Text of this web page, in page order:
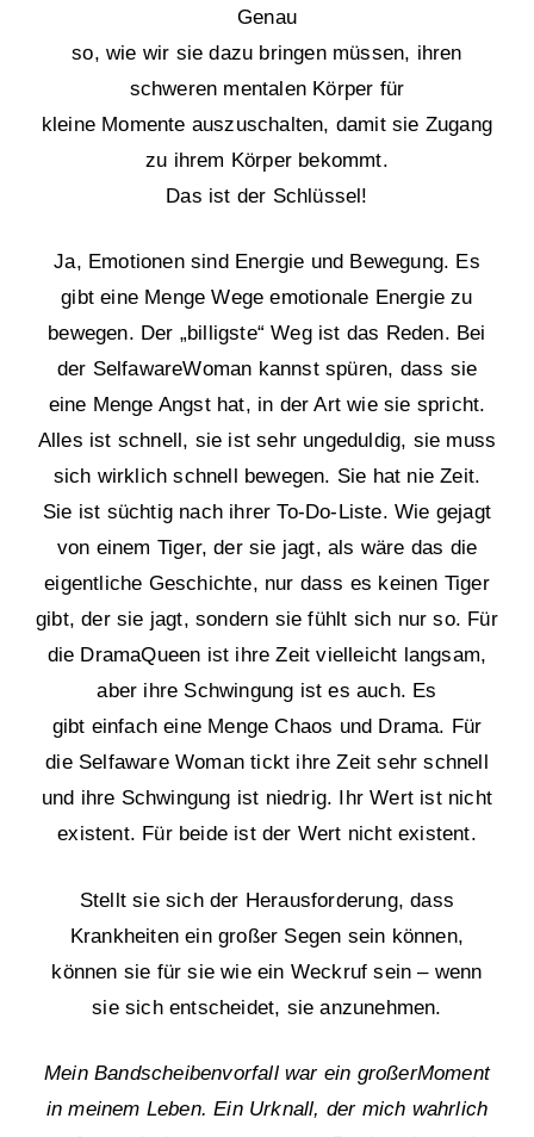
Genau
so, wie wir sie dazu bringen müssen, ihren
schweren mentalen Körper für
kleine Momente auszuschalten, damit sie Zugang
zu ihrem Körper bekommt.
Das ist der Schlüssel!
Ja, Emotionen sind Energie und Bewegung. Es
gibt eine Menge Wege emotionale Energie zu
bewegen. Der „billigste“ Weg ist das Reden. Bei
der SelfawareWoman kannst spüren, dass sie
eine Menge Angst hat, in der Art wie sie spricht.
Alles ist schnell, sie ist sehr ungeduldig, sie muss
sich wirklich schnell bewegen. Sie hat nie Zeit.
Sie ist süchtig nach ihrer To-Do-Liste. Wie gejagt
von einem Tiger, der sie jagt, als wäre das die
eigentliche Geschichte, nur dass es keinen Tiger
gibt, der sie jagt, sondern sie fühlt sich nur so. Für
die DramaQueen ist ihre Zeit vielleicht langsam,
aber ihre Schwingung ist es auch. Es
gibt einfach eine Menge Chaos und Drama. Für
die Selfaware Woman tickt ihre Zeit sehr schnell
und ihre Schwingung ist niedrig. Ihr Wert ist nicht
existent. Für beide ist der Wert nicht existent.
Stellt sie sich der Herausforderung, dass
Krankheiten ein großer Segen sein können,
können sie für sie wie ein Weckruf sein – wenn
sie sich entscheidet, sie anzunehmen.
Mein Bandscheibenvorfall war ein großerMoment
in meinem Leben. Ein Urknall, der mich wahrlich